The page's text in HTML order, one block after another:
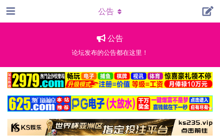
公告
论坛发布的公告都在这里！
公告